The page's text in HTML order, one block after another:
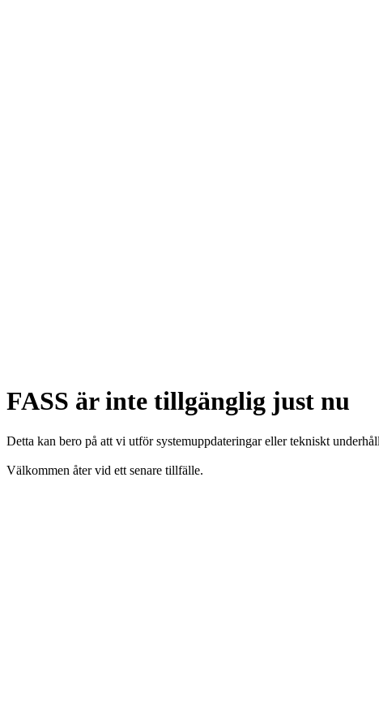
FASS är inte tillgänglig just nu
Detta kan bero på att vi utför systemuppdateringar eller tekniskt
Välkommen åter vid ett senare tillfälle.